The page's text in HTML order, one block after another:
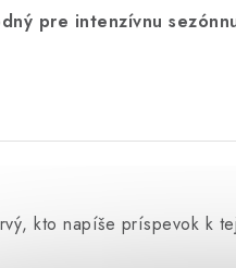
pre intenzívnu
kto napíše príspevok k